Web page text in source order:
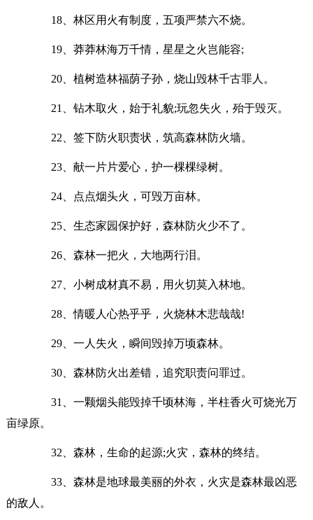
18、林区用火有制度，五项严禁六不烧。
19、莽莽林海万千情，星星之火岂能容;
20、植树造林福荫子孙，烧山毁林千古罪人。
21、钻木取火，始于礼貌;玩忽失火，殆于毁灭。
22、签下防火职责状，筑高森林防火墙。
23、献一片片爱心，护一棵棵绿树。
24、点点烟头火，可毁万亩林。
25、生态家园保护好，森林防火少不了。
26、森林一把火，大地两行泪。
27、小树成材真不易，用火切莫入林地。
28、情暖人心热乎乎，火烧林木悲哉哉!
29、一人失火，瞬间毁掉万顷森林。
30、森林防火出差错，追究职责问罪过。
31、一颗烟头能毁掉千顷林海，半柱香火可烧光万
亩绿原。
32、森林，生命的起源;火灾，森林的终结。
33、森林是地球最美丽的外衣，火灾是森林最凶恶
的敌人。